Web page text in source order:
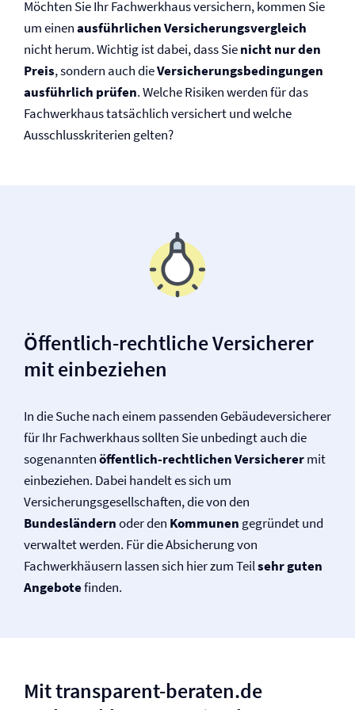
Möchten Sie Ihr Fachwerkhaus versichern, kommen Sie
um einenausführlichen Versicherungsvergleich
nicht herum. Wichtig ist dabei, dass Sienicht nur den
Preis, sondern auch dieVersicherungs­bedingungen
ausführlich prüfen. Welche Risiken werden für das
Fachwerkhaus tatsächlich versichert und welche
Ausschlusskriterien gelten?
Öffentlich-rechtliche Versicherer
mit einbeziehen
In die Suche nach einem passenden Gebäude­versicherer
für Ihr Fachwerkhaus sollten Sie unbedingt auch die
sogenanntenöffentlich-rechtlichen Versicherermit
einbeziehen. Dabei handelt es sich um
Versicherungsgesellschaften, die von den
Bundesländernoder den Kommunen gegründet und
verwaltet werden. Für die Absicherung von
Fachwerkhäusern lassen sich hier zum Teilsehr guten
Angebotefinden.
Mit transparent-beraten.de